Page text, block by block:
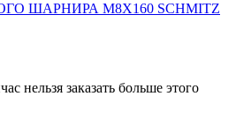
ШАРНИРА М8Х160 SCHMITZ
нельзя заказать больше этого